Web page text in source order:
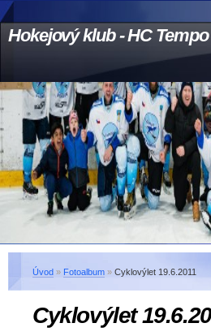
Hokejový klub - HC
Úvod » Fotoalbum » Cyklovýlet 19.6.2011
Cyklovýlet